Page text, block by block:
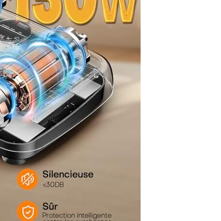
permet un transport facile et un rangement
Transformez n’importe quel espace en
personnelle. 【Service Après-Vente Sans
mission de MOSUNY est de concevoir des
de fitness domestiques sûrs et de haute
vous aider à adopter un mode de vie plus
avec une satisfaction client garantie à
pas à nous contacter si vous avez la
concernant cette plateforme
NOUS CONTACTER : Connectez-vous à
Amazon > Rendez-vous dans Vos
> Cliquez sur le vendeur > Cliquez sur
question.